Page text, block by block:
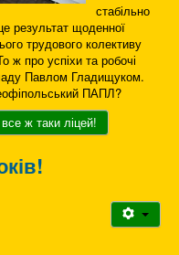
стабільно
результат щоденної
трудового колективу
ж про успіхи та робочі
Павлом Гладищуком.
ПАПЛ?
ж таки ліцей!